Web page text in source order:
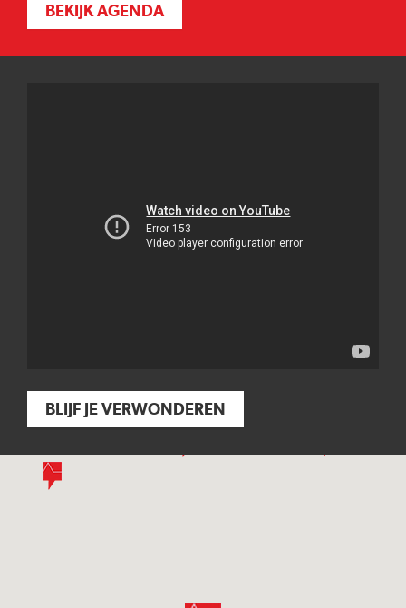
BEKIJK AGENDA
BLIJF JE VERWONDEREN